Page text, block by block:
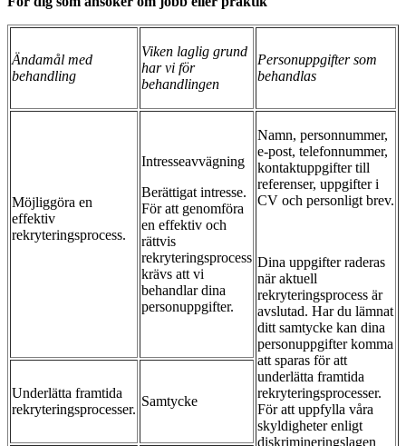
Ändamål med
behandling
Viken laglig grund
har vi för
behandlingen
Personuppgifter som
behandlas
Möjliggöra en
effektiv
rekryteringsprocess.
Intresseavvägning
Berättigat intresse.
För att genomföra
en effektiv och
rättvis
rekryteringsprocess
krävs att vi
behandlar dina
personuppgifter.
Namn, personnummer,
e-post, telefonnummer,
kontaktuppgifter till
referenser, uppgifter i
CV och personligt brev.
Dina uppgifter raderas
när aktuell
rekryteringsprocess är
avslutad. Har du lämnat
ditt samtycke kan dina
personuppgifter komma
att sparas för att
underlätta framtida
rekryteringsprocesser.
För att uppfylla våra
skyldigheter enligt
diskrimineringslagen
Underlätta framtida
rekryteringsprocesser.
Samtycke